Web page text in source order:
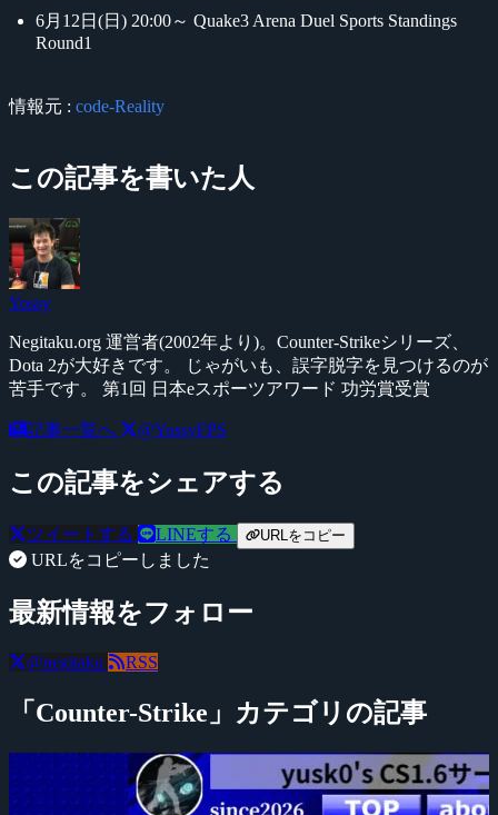
6月12日(日) 20:00～ Quake3 Arena Duel Sports Standings
Round1
情報元 : code-Reality
この記事を書いた人
Yossy
Negitaku.org 運営者(2002年より)。Counter-Strikeシリーズ、
Dota 2が大好きです。 じゃがいも、誤字脱字を見つけるのが
苦手です。 第1回 日本eスポーツアワード 功労賞受賞
記事一覧へ @YossyFPS
この記事をシェアする
ツイートする LINEする URLをコピー
URLをコピーしました
最新情報をフォロー
@negitaku RSS
「Counter-Strike」カテゴリの記事